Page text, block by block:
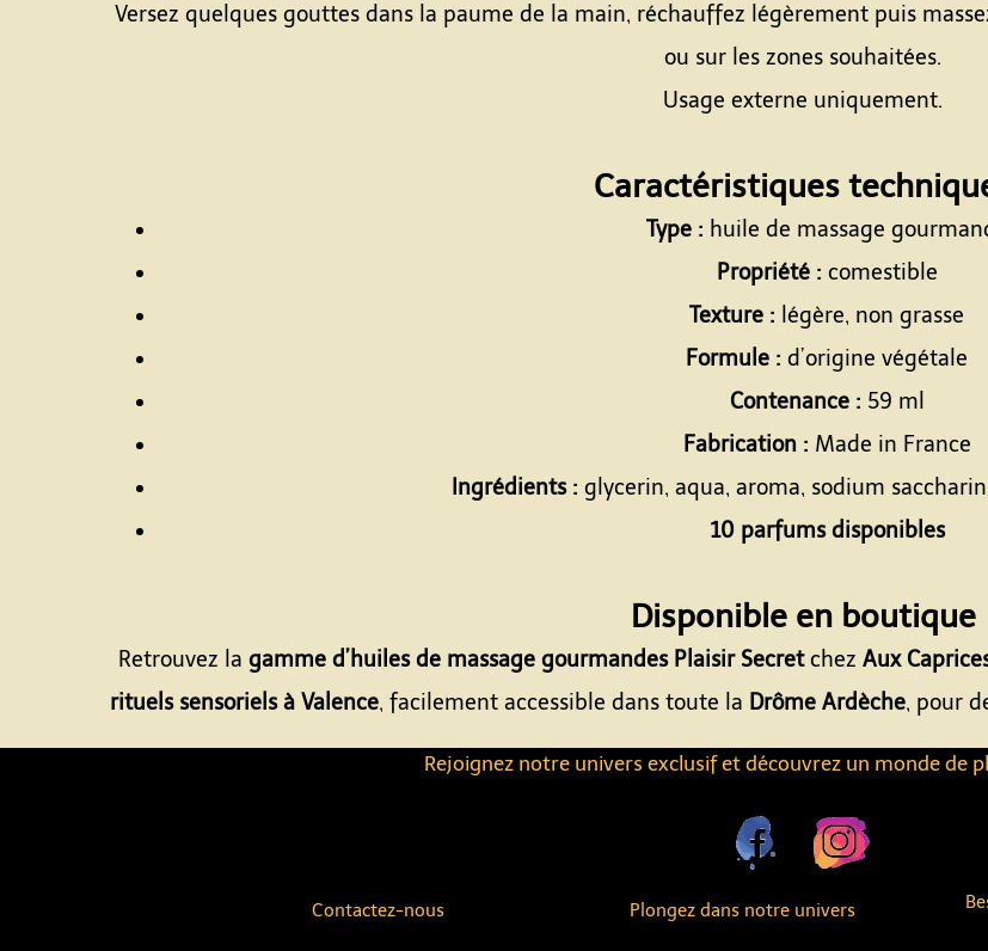
Contactez-nous
Rejoignez notre univers exclusif et découvrez un monde de
Plongez dans notre univers
Versez quelques gouttes dans la paume de la main, réchauffez légèrement puis
ou sur les zones souhaitées.
Usage externe uniquement.
Caractéristiques
Type : huile de massage
Propriété : comestible
Texture : légère, non grasse
Formule : d’origine végétale
Contenance : 59 ml
Fabrication : Made in France
Ingrédients : glycerin, aqua, aroma, sodium
10 parfums disponibles
Disponible en boutique
Retrouvez la gamme d’huiles de massage gourmandes Plaisir Secretchez Aux
rituels sensoriels à Valence, facilement accessible dans toute la Drôme Ardèche, pour